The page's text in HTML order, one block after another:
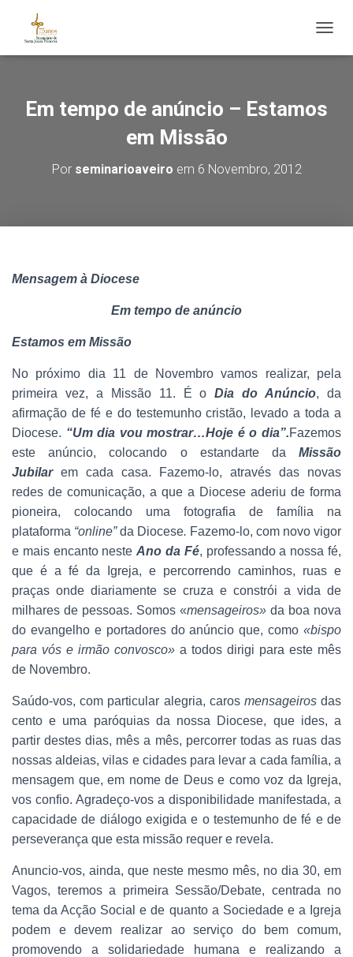
Em tempo de anúncio – Estamos
em Missão
Por seminarioaveiro em 6 Novembro, 2012
Mensagem à Diocese
Em tempo de anúncio
Estamos em Missão
No próximo dia 11 de Novembro vamos realizar, pela
primeira vez, a Missão 11. É oDia do Anúncio, da
afirmação de fé e do testemunho cristão, levado a toda a
Diocese. “Um dia vou mostrar…Hoje é o dia”.Fazemos
este anúncio, colocando o estandarte da Missão
Jubilarem cada casa. Fazemo-lo, através das novas
redes de comunicação, a que a Diocese aderiu de forma
pioneira, colocando uma fotografia de família na
plataforma “online”da Diocese. Fazemo-lo, com novo vigor
e mais encanto nesteAno da Fé, professando a nossa fé,
que é a fé da Igreja, e percorrendo caminhos, ruas e
praças onde diariamente se cruza e constrói a vida de
milhares de pessoas. Somos «mensageiros» da boa nova
do evangelho e portadores do anúncio que, como «bispo
para vós e irmão convosco» a todos dirigi para este mês
de Novembro.
Saúdo-vos, com particular alegria, caros mensageirosdas
cento e uma paróquias da nossa Diocese, que ides, a
partir destes dias, mês a mês, percorrer todas as ruas das
nossas aldeias, vilas e cidades para levar a cada família, a
mensagem que, em nome de Deus e como voz da Igreja,
vos confio. Agradeço-vos a disponibilidade manifestada, a
capacidade de diálogo exigida e o testemunho de fé e de
perseverança que esta missão requer e revela.
Anuncio-vos, ainda, que neste mesmo mês, no dia 30, em
Vagos, teremos a primeira Sessão/Debate, centrada no
tema da Acção Social e de quanto a Sociedade e a Igreja
podem e devem realizar ao serviço do bem comum,
promovendo a solidariedade humana e realizando a